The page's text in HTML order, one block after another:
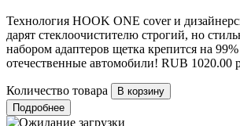
Технология HOOK ONE cover и
дарят стеклоочистителю строгий, но
набором адаптеров щетка крепится на 99%
отечественные автомобили! RUB 1020.00
Количество товара
Подробнее